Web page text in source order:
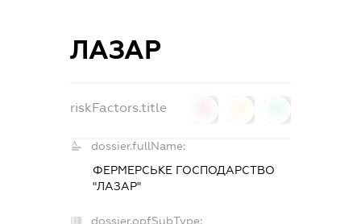
ЛАЗАР
riskFactors.title
dossier.fullName:
ФЕРМЕРСЬКЕ ГОСПОДАРСТВО
"ЛАЗАР"
dossier.opfSubType: